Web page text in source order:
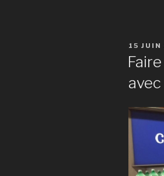
PUBLIÉ
LE
15 JUIN